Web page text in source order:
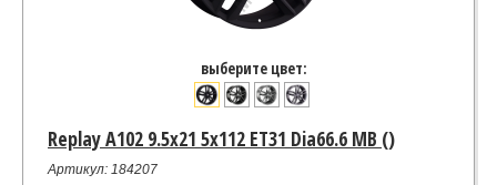
выберите цвет:
Replay A102 9.5x21 5x112 ET31 Dia66.6 MB ()
Артикул: 184207